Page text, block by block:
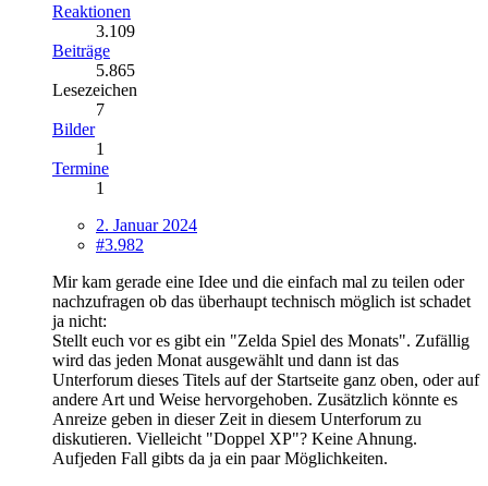
Reaktionen
3.109
Beiträge
5.865
Lesezeichen
7
Bilder
1
Termine
1
2. Januar 2024
#3.982
Mir kam gerade eine Idee und die einfach mal zu teilen oder
nachzufragen ob das überhaupt technisch möglich ist schadet
ja nicht:
Stellt euch vor es gibt ein "Zelda Spiel des Monats". Zufällig
wird das jeden Monat ausgewählt und dann ist das
Unterforum dieses Titels auf der Startseite ganz oben, oder auf
andere Art und Weise hervorgehoben. Zusätzlich könnte es
Anreize geben in dieser Zeit in diesem Unterforum zu
diskutieren. Vielleicht "Doppel XP"? Keine Ahnung.
Aufjeden Fall gibts da ja ein paar Möglichkeiten.